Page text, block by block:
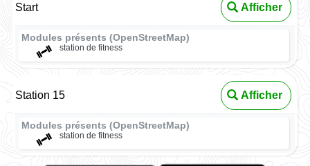
Start Afficher
Modules présents (OpenStreetMap)
station de fitness
Station 15 Afficher
Modules présents (OpenStreetMap)
station de fitness